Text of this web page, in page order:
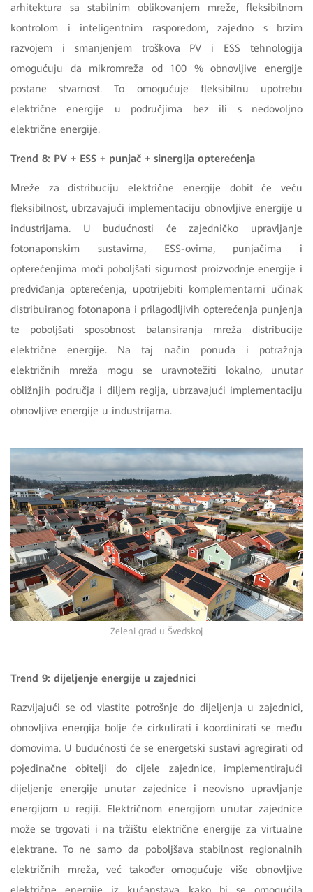
arhitektura sa stabilnim oblikovanjem mreže, fleksibilnom
kontrolom i inteligentnim rasporedom, zajedno s brzim
razvojem i smanjenjem troškova PV i ESS tehnologija
omogućuju da mikromreža od 100 % obnovljive energije
postane stvarnost. To omogućuje fleksibilnu upotrebu
električne energije u područjima bez ili s nedovoljno
električne energije.
Trend 8: PV + ESS + punjač + sinergija opterećenja
Mreže za distribuciju električne energije dobit će veću
fleksibilnost, ubrzavajući implementaciju obnovljive energije u
industrijama. U budućnosti će zajedničko upravljanje
fotonaponskim sustavima, ESS-ovima, punjačima i
opterećenjima moći poboljšati sigurnost proizvodnje energije i
predviđanja opterećenja, upotrijebiti komplementarni učinak
distribuiranog fotonapona i prilagodljivih opterećenja punjenja
te poboljšati sposobnost balansiranja mreža distribucije
električne energije. Na taj način ponuda i potražnja
električnih mreža mogu se uravnotežiti lokalno, unutar
obližnjih područja i diljem regija, ubrzavajući implementaciju
obnovljive energije u industrijama.
Zeleni grad u Švedskoj
Trend 9: dijeljenje energije u zajednici
Razvijajući se od vlastite potrošnje do dijeljenja u zajednici,
obnovljiva energija bolje će cirkulirati i koordinirati se među
domovima. U budućnosti će se energetski sustavi agregirati od
pojedinačne obitelji do cijele zajednice, implementirajući
dijeljenje energije unutar zajednice i neovisno upravljanje
energijom u regiji. Električnom energijom unutar zajednice
može se trgovati i na tržištu električne energije za virtualne
elektrane. To ne samo da poboljšava stabilnost regionalnih
električnih mreža, već također omogućuje više obnovljive